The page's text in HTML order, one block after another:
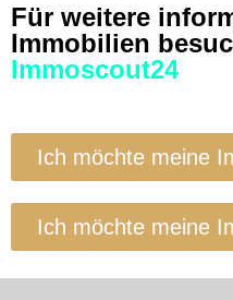
Für weitere
Immobilien
Immoscout24
Ich möchte meine
Ich möchte meine